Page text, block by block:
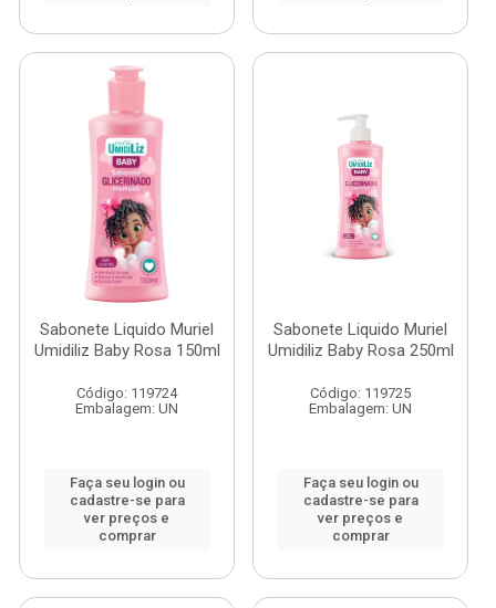
Sabonete Liquido Muriel
Umidiliz Baby Rosa 150ml
Código: 119724
Embalagem: UN
Faça seu login ou
cadastre-se para
ver preços e
comprar
Sabonete Liquido Muriel
Umidiliz Baby Rosa 250ml
Código: 119725
Embalagem: UN
Faça seu login ou
cadastre-se para
ver preços e
comprar